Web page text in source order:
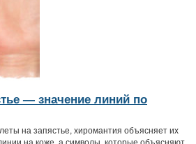
— значение линий по
на запястье, хиромантия объясняет их
на коже, а символы, которые объясняют